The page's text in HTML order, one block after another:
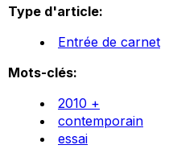
Type d'article:
Entrée de carnet
Mots-clés:
2010 +
contemporain
essai